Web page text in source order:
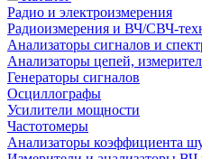
Радио и электроизмерения
Радиоизмерения и ВЧ/СВЧ-
Анализаторы сигналов и
Анализаторы цепей,
Генераторы сигналов
Осциллографы
Усилители мощности
Частотомеры
Анализаторы коэффициента